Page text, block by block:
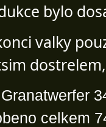
bylo
valky
celkem